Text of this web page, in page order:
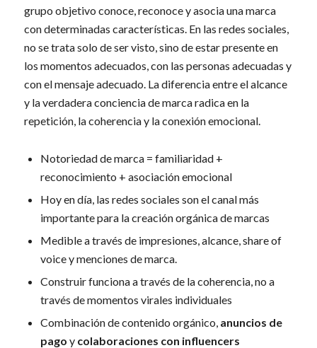
grupo objetivo conoce, reconoce y asocia una marca
con determinadas características. En las redes sociales,
no se trata solo de ser visto, sino de estar presente en
los momentos adecuados, con las personas adecuadas y
con el mensaje adecuado. La diferencia entre el alcance
y la verdadera conciencia de marca radica en la
repetición, la coherencia y la conexión emocional.
Notoriedad de marca = familiaridad +
reconocimiento + asociación emocional
Hoy en día, las redes sociales son el canal más
importante para la creación orgánica de marcas
Medible a través de impresiones, alcance, share of
voice y menciones de marca.
Construir funciona a través de la coherencia, no a
través de momentos virales individuales
Combinación de contenido orgánico, anuncios de
pago y colaboraciones con influencers